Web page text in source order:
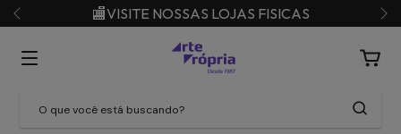
🏬VISITE NOSSAS LOJAS FISICAS